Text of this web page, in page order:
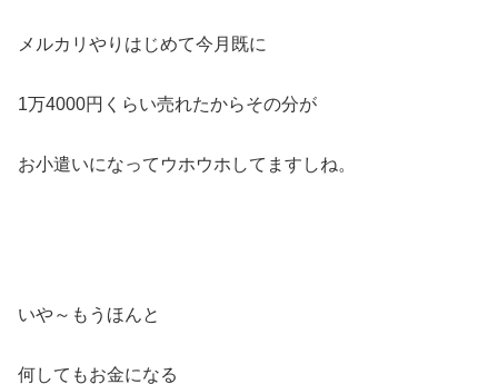
メルカリやりはじめて今月既に
1万4000円くらい売れたからその分が
お小遣いになってウホウホしてますしね。
いや～もうほんと
何してもお金になる